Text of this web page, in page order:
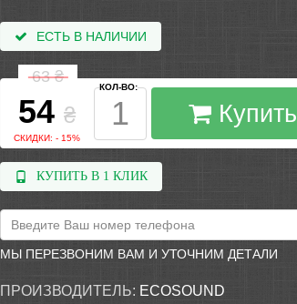
ЕСТЬ В НАЛИЧИИ
63₴
54 ₴
СКИДКИ: - 15%
КОЛ-ВО:
Купить
КУПИТЬ В 1 КЛИК
МЫ ПЕРЕЗВОНИМ ВАМ И УТОЧНИМ ДЕТАЛИ
ПРОИЗВОДИТЕЛЬ: ECOSOUND